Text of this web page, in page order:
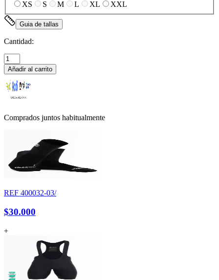
XS S M L XL XXL
Guia de tallas
Cantidad:
Añadir al carrito
Comprados juntos habitualmente
REF 400032-03/
$30.000
+